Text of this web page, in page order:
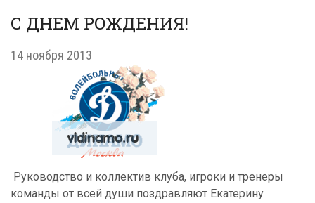
С ДНЕМ РОЖДЕНИЯ!
14 ноября 2013
Руководство и коллектив клуба, игроки и тренеры
команды от всей души поздравляют Екатерину